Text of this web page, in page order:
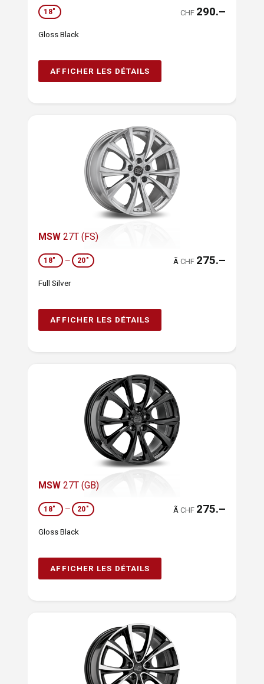
18" CHF 290.–
Gloss Black
AFFICHER LES DÉTAILS
MSW 27T (FS)
18" — 20" ÃCHF 275.–
Full Silver
AFFICHER LES DÉTAILS
MSW 27T (GB)
18" — 20" ÃCHF 275.–
Gloss Black
AFFICHER LES DÉTAILS